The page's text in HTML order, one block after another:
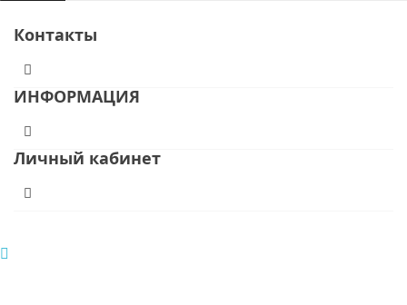
Контакты
ИНФОРМАЦИЯ
Личный кабинет